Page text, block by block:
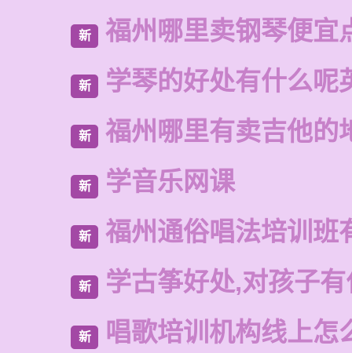
新 福州哪里卖钢琴便宜
新 学琴的好处有什么呢
新 福州哪里有卖吉他的
新 学音乐网课
新 福州通俗唱法培训班
新 学古筝好处,对孩子
新 唱歌培训机构线上怎